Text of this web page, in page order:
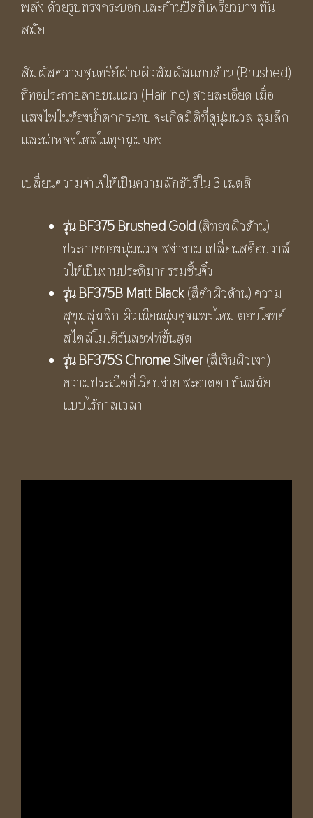
พลัง ด้วยรูปทรงกระบอกและก้านปัดที่เพรียวบาง ทัน
สมัย
สัมผัสความสุนทรีย์ผ่านผิวสัมผัสแบบด้าน (Brushed)
ที่ทอประกายลายขนแมว (Hairline) สวยละเอียด เมื่อ
แสงไฟในห้องน้ำตกกระทบ จะเกิดมิติที่ดูนุ่มนวล ลุ่มลึก
และน่าหลงใหลในทุกมุมมอง
เปลี่ยนความจำเจให้เป็นความลักชัวรีใน 3 เฉดสี
รุ่นBF375 Brushed Gold(สีทองผิวด้าน)
ประกายทองนุ่มนวล สง่างาม เปลี่ยนสต็อปวาล์
วให้เป็นงานประติมากรรมชิ้นจิ๋ว
รุ่นBF375B Matt Black(สีดำผิวด้าน) ความ
สุขุมลุ่มลึก ผิวเนียนนุ่มดุจแพรไหม ตอบโจทย์
สไตล์โมเดิร์นลอฟท์ขั้นสุด
รุ่นBF375S Chrome Silver(สีเงินผิวเงา)
ความประณีตที่เรียบง่าย สะอาดตา ทันสมัย
แบบไร้กาลเวลา